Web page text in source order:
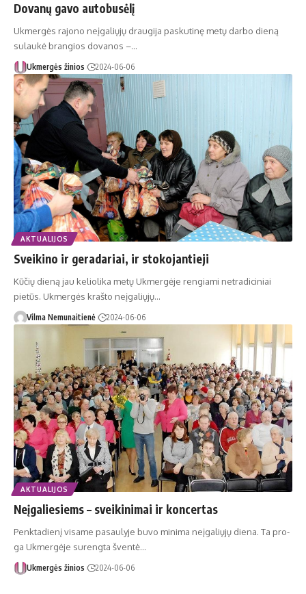
Dovanų gavo autobusėlį
Ukmergės rajono neįgaliųjų draugija paskutinę metų darbo dieną
sulaukė brangios dovanos –…
Ukmergės žinios 2024-06-06
AKTUALIJOS
Sveikino ir geradariai, ir stokojantieji
Kūčių dieną jau keliolika metų Ukmergėje rengiami netradiciniai
pietūs. Ukmergės krašto neįgaliųjų…
Vilma Nemunaitienė 2024-06-06
AKTUALIJOS
Neįgaliesiems – sveikinimai ir koncertas
Penk­ta­die­nį vi­sa­me pa­sau­ly­je bu­vo mi­ni­ma ne­įga­lių­jų die­na. Ta pro­
ga Uk­mer­gė­je su­reng­ta šven­tė…
Ukmergės žinios 2024-06-06